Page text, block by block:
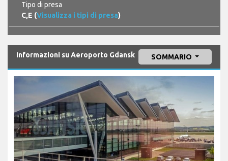
Tipo di presa
C,E (Visualizza i tipi di presa)
Informazioni su Aeroporto Gdansk SOMMARIO